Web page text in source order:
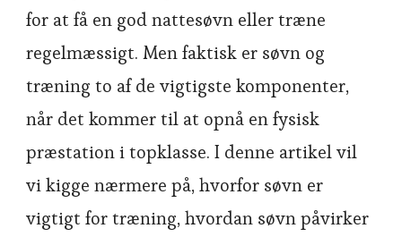
for at få en god nattesøvn eller træne
regelmæssigt. Men faktisk er søvn og
træning to af de vigtigste komponenter,
når det kommer til at opnå en fysisk
præstation i topklasse. I denne artikel vil
vi kigge nærmere på, hvorfor søvn er
vigtigt for træning, hvordan søvn påvirker